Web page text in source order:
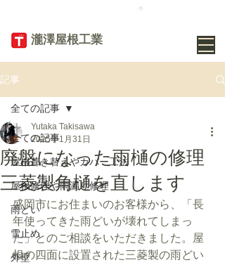
​瀧澤屋根工業
記事
全ての記事
屋根葺き替えやカバー工法
屋根修理や雨漏り修理
雨どい
雪止め
外壁
全ての記事
廃盤になった雨樋の修理
三菱製角樋を直します
Yutaka Takisawa
2025年1月31日
盛岡市にお住まいのお客様から、「長
年使ってきた雨どいが壊れてしまっ
た」とのご相談をいただきました。屋
根の四面に設置された三菱製の雨どい